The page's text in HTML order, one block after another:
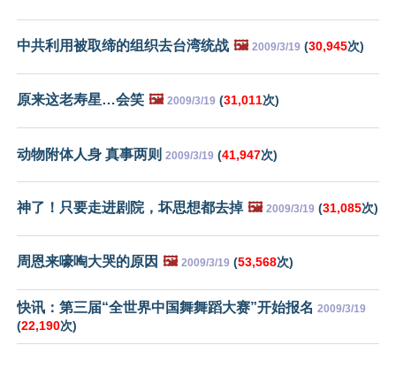
中共利用被取缔的组织去台湾统战 🖼️ 2009/3/19 (30,945次)
原来这老寿星…会笑 🖼️ 2009/3/19 (31,011次)
动物附体人身 真事两则 2009/3/19 (41,947次)
神了！只要走进剧院，坏思想都去掉 🖼️ 2009/3/19 (31,085次)
周恩来嚎啕大哭的原因 🖼️ 2009/3/19 (53,568次)
快讯：第三届“全世界中国舞舞蹈大赛”开始报名 2009/3/19
(22,190次)